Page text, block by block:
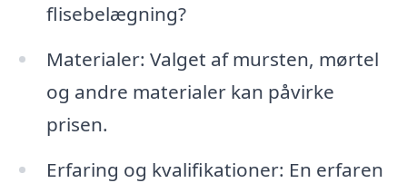
flisebelægning?
Materialer: Valget af mursten, mørtel
og andre materialer kan påvirke
prisen.
Erfaring og kvalifikationer: En erfaren